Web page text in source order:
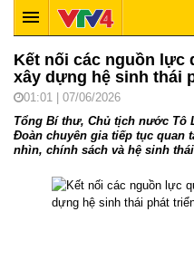
Kết nối các nguồn lực
xây dựng hệ sinh thái
01:01 | 07/06/2026
Tổng Bí thư, Chủ tịch nước Tô
Đoàn chuyên gia tiếp tục quan
nhìn, chính sách và hệ sinh